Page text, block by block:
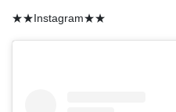
★★Instagram★★